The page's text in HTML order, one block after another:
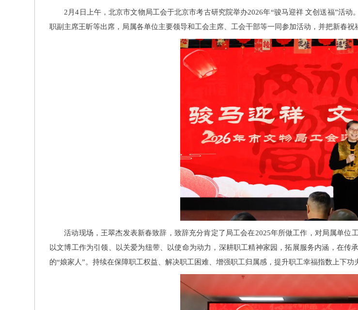
2月4日上午，北京市文物局工会于北京市考古研究院举办2026年“骏马迎祥 文创送福”活动
职副主席王昕等出席，局属各单位主要领导和工会主席、工会干部等一同参加活动，并把新春祝
活动现场，王翠杰发表新春致辞，致辞充分肯定了局工会在2025年所做工作，对局属单位
以文博工作为引领、以关爱为纽带、以使命为动力，深耕职工精神家园，拓展服务内涵，在
的“娘家人”。持续在保障职工权益、解决职工困难、增强职工归属感，提升职工幸福指数上下